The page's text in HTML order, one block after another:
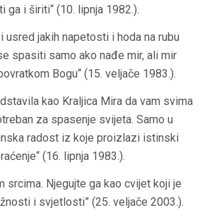
ga i širiti“ (10. lipnja 1982.).
usred jakih napetosti i hoda na rubu
spasiti samo ako nađe mir, ali mir
Bogu“ (15. veljače 1983.).
kao Kraljica Mira da vam svima
za spasenje svijeta. Samo u
radost iz koje proizlazi istinski
(16. lipnja 1983.).
srcima. Njegujte ga kao cvijet koji je
i svjetlosti” (25. veljače 2003.).